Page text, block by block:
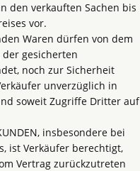
den verkauften Sachen bis
vor.
Waren dürfen von dem
der gesicherten
noch zur Sicherheit
unverzüglich in
soweit Zugriffe Dritter auf
insbesondere bei
ist Verkäufer berechtigt,
Vertrag zurückzutreten